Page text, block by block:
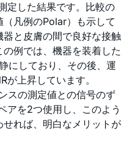
定した結果です。比較の
凡例のPolar）も示して
と皮膚の間で良好な接触
例では、機器を装着した
にしており、その後、運
上昇しています。
スの測定値との信号のず
アを2つ使用し、このよう
れば、明白なメリットが